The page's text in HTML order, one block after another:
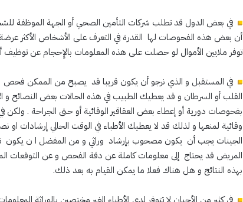
في بعض الدول قد تطلب شركات التأمين الصحي أو الجهة الموظفة
أن بعض هذه الفحوصات لها القدرة في التعرف على الأشخاص الأكثر
توفر ملايين الأموال لو حصلت على هذه المعلومات بالإِحجام عن توظيف
في المستقبل و الذي نرجو أن يكون قريبا قد يصبح من الممكن فحص
القلب أو السرطان و قد يعطيك الطبيب في هذه الحالات بعض النصائح و
بفحوصات دورية أو إعطاء بعض العقاقير الوقائية أو حتى الجراحة . ولكن
وقائية لمنعها و لذلك قد لا يعطيك الأطباء في الوقت الحالي
الجينات يجب أن يكون مصحوب بإرشاد وراثي و من المفضل ا ن يكون
المريض قد يحتاج إلى معلومات كاملة عن دقة الفحص و عن التوقعات
بهذه النتائج و هل هناك فعلا ما يمكن القيام به بعد ذلك.
في كثير من الأحيان لا تتوفر لدى الأطباء الغير مختصين بالوراثة